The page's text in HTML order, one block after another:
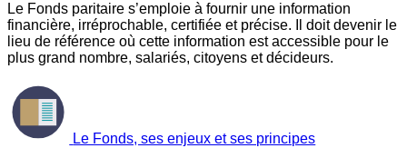
Le Fonds paritaire s’emploie à fournir une information
financière, irréprochable, certifiée et précise. Il doit devenir le
lieu de référence où cette information est accessible pour le
plus grand nombre, salariés, citoyens et décideurs.
Le Fonds, ses enjeux et ses principes